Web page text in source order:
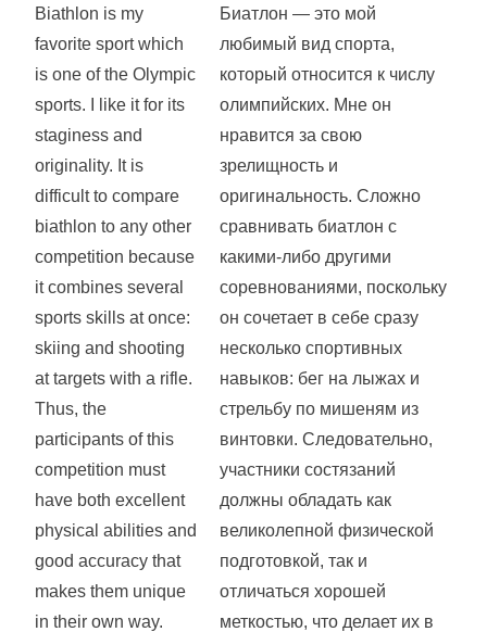
Biathlon is my
favorite sport which
is one of the Olympic
sports. I like it for its
staginess and
originality. It is
difficult to compare
biathlon to any other
competition because
it combines several
sports skills at once:
skiing and shooting
at targets with a rifle.
Thus, the
participants of this
competition must
have both excellent
physical abilities and
good accuracy that
makes them unique
in their own way.
Биатлон — это мой
любимый вид спорта,
который относится к числу
олимпийских. Мне он
нравится за свою
зрелищность и
оригинальность. Сложно
сравнивать биатлон с
какими-либо другими
соревнованиями, поскольку
он сочетает в себе сразу
несколько спортивных
навыков: бег на лыжах и
стрельбу по мишеням из
винтовки. Следовательно,
участники состязаний
должны обладать как
великолепной физической
подготовкой, так и
отличаться хорошей
меткостью, что делает их в